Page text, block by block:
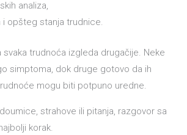
analiza,
opšteg stanja trudnice.
svaka trudnoća izgleda drugačije. Neke
simptoma, dok druge gotovo da ih
mogu biti potpuno uredne.
strahove ili pitanja, razgovor sa
korak.